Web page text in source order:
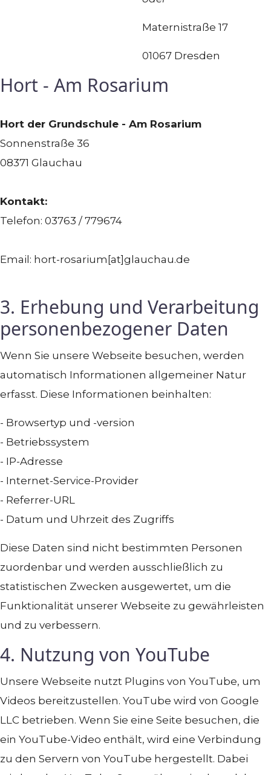
Maternistraße 17
01067 Dresden
Hort - Am Rosarium
Hort der Grundschule - Am Rosarium
Sonnenstraße 36
08371 Glauchau
Kontakt:
Telefon: 03763 / 779674
Email: hort-rosarium[at]glauchau.de
3. Erhebung und Verarbeitung
personenbezogener Daten
Wenn Sie unsere Webseite besuchen, werden
automatisch Informationen allgemeiner Natur
erfasst. Diese Informationen beinhalten:
- Browsertyp und -version
- Betriebssystem
- IP-Adresse
- Internet-Service-Provider
- Referrer-URL
- Datum und Uhrzeit des Zugriffs
Diese Daten sind nicht bestimmten Personen
zuordenbar und werden ausschließlich zu
statistischen Zwecken ausgewertet, um die
Funktionalität unserer Webseite zu gewährleisten
und zu verbessern.
4. Nutzung von YouTube
Unsere Webseite nutzt Plugins von YouTube, um
Videos bereitzustellen. YouTube wird von Google
LLC betrieben. Wenn Sie eine Seite besuchen, die
ein YouTube-Video enthält, wird eine Verbindung
zu den Servern von YouTube hergestellt. Dabei